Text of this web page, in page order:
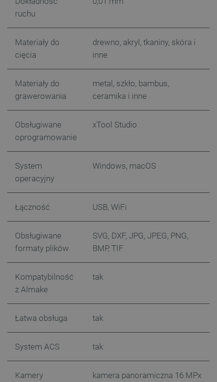
ruchu
Materiały do
cięcia
drewno, akryl, tkaniny, skóra i
inne
Materiały do
grawerowania
metal, szkło, bambus,
ceramika i inne
Obsługiwane
oprogramowanie
xTool Studio
System
operacyjny
Windows, macOS
Łączność USB, WiFi
Obsługiwane
formaty plików
SVG, DXF, JPG, JPEG, PNG,
BMP, TIF
Kompatybilność
z Almake
tak
Łatwa obsługa tak
System ACS tak
Kamery
kamera panoramiczna 16 MPx
critAccountId botland.com.pl
Nazwa